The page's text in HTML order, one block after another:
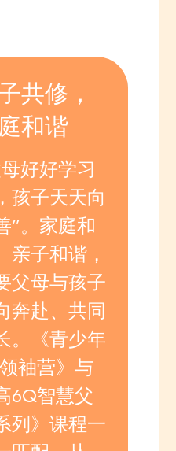
共修，
和谐
好好学习
孩子天天向
”。家庭和
亲子和谐，
父母与孩子
奔赴、共同
。《青少年
袖营》与
6Q智慧父
列》课程一